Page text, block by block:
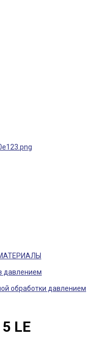
давлением
обработки давлением
5 LE